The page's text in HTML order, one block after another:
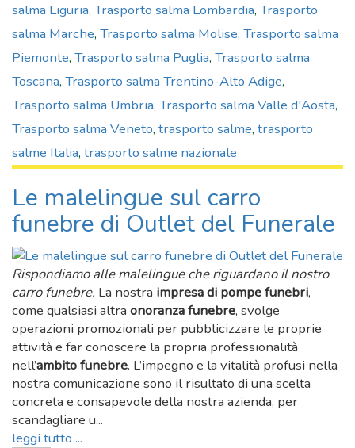
salma Liguria, Trasporto salma Lombardia, Trasporto
salma Marche, Trasporto salma Molise, Trasporto salma
Piemonte, Trasporto salma Puglia, Trasporto salma
Toscana, Trasporto salma Trentino-Alto Adige,
Trasporto salma Umbria, Trasporto salma Valle d'Aosta,
Trasporto salma Veneto, trasporto salme, trasporto
salme Italia, trasporto salme nazionale
Le malelingue sul carro
funebre di Outlet del Funerale
Rispondiamo alle malelingue che riguardano il nostro
carro funebre. La nostra impresa di pompe funebri,
come qualsiasi altra onoranza funebre, svolge
operazioni promozionali per pubblicizzare le proprie
attività e far conoscere la propria professionalità
nell’ambito funebre. L’impegno e la vitalità profusi nella
nostra comunicazione sono il risultato di una scelta
concreta e consapevole della nostra azienda, per
scandagliare u...
leggi tutto ...